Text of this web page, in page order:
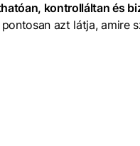
kontrolláltan és
azt látja, amire